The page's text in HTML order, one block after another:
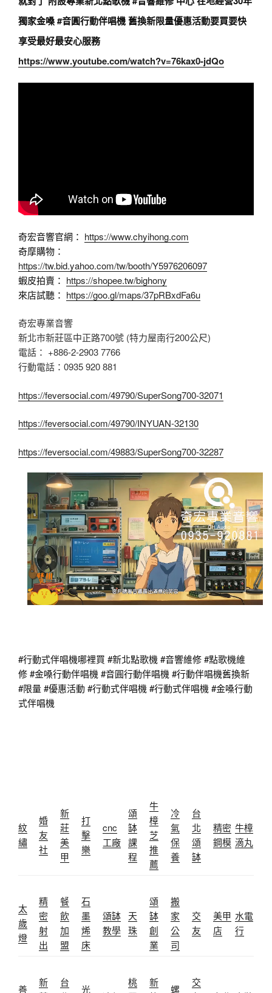
獨家金嗓#音圓行動伴唱機舊換新限量優惠活動要買要快
享受最好最安心服務
https://www.youtube.com/watch?v=76kax0-jdQo
奇宏音響官網： https://www.chyihong.com
奇摩購物：
https://tw.bid.yahoo.com/tw/booth/Y5976206097
蝦皮拍賣： https://shopee.tw/bighony
來店試聽： https://goo.gl/maps/37pRBxdFa6u
奇宏專業音響
新北市新莊區中正路700號 (特力屋南行200公尺)
電話： +886-2-2903 7766
行動電話：0935 920 881
https://feversocial.com/49790/SuperSong700-32071
https://feversocial.com/49790/INYUAN-32130
https://feversocial.com/49883/SuperSong700-32287
#行動式伴唱機哪裡買 #新北點歌機 #音響維修#點歌機維
修#金嗓行動伴唱機 #音圓行動伴唱機 #行動伴唱機舊換新
#限量#優惠活動 #行動式伴唱機 #行動式伴唱機 #金嗓行動
式伴唱機
紋
繡
婚
友
社
新
莊
美
甲
打
擊
樂
cnc
工廠
頌
缽
課
程
牛
樟
芝
推
薦
冷
氣
保
養
台
北
頌
缽
精密
鋼模
牛樟
滴丸
太
歲
燈
精
密
射
出
餐
飲
加
盟
石
墨
烯
床
頌缽
教學
天
珠
頌
缽
創
業
搬
家
公
司
交
友
美甲
店
水電
行
善
新
台
光
桃
新
螺
交